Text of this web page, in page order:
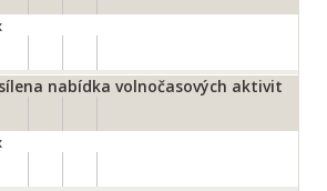
nabídka volnočasových aktivit